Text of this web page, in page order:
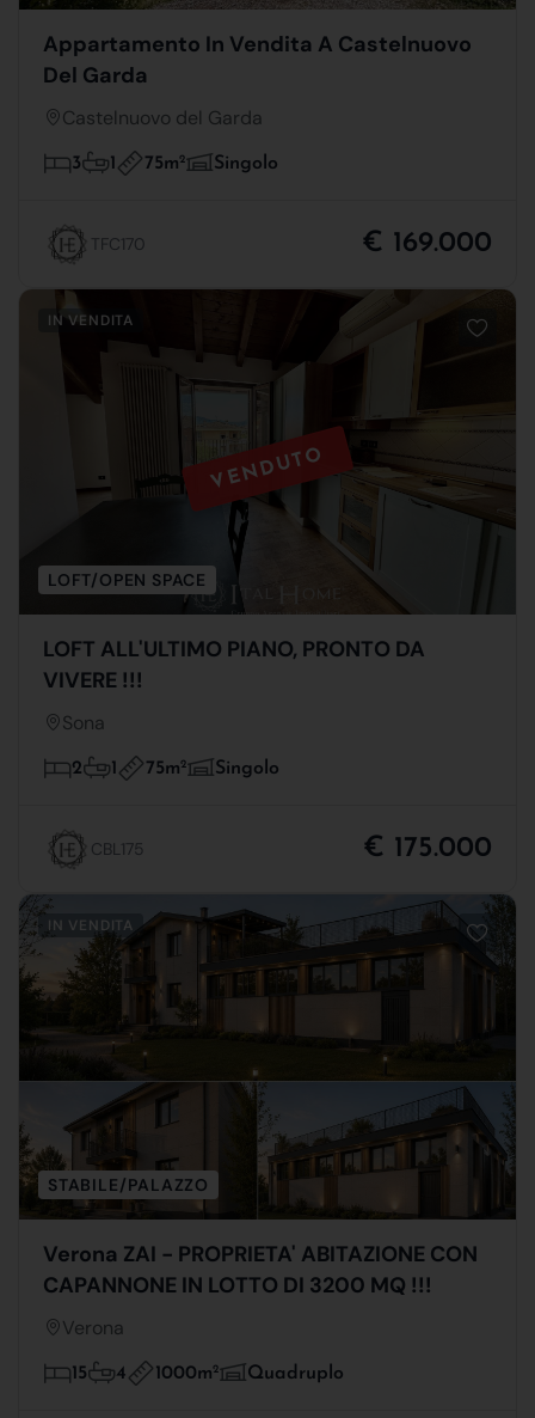
Appartamento In Vendita A Castelnuovo
Del Garda
Castelnuovo del Garda
3 1 75m2 Singolo
TFC170 € 169.000
VENDUTO
IN VENDITA
LOFT/OPEN SPACE
LOFT ALL'ULTIMO PIANO, PRONTO DA
VIVERE !!!
Sona
2 1 75m2 Singolo
CBL175 € 175.000
IN VENDITA
STABILE/PALAZZO
Verona ZAI - PROPRIETA' ABITAZIONE CON
CAPANNONE IN LOTTO DI 3200 MQ !!!
Verona
15 4 1000m2 Quadruplo